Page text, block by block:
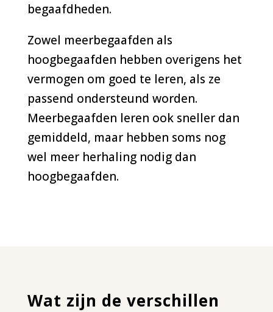
begaafdheden.
Zowel meerbegaafden als
hoogbegaafden hebben overigens het
vermogen om goed te leren, als ze
passend ondersteund worden.
Meerbegaafden leren ook sneller dan
gemiddeld, maar hebben soms nog
wel meer herhaling nodig dan
hoogbegaafden.
Wat zijn de verschillen